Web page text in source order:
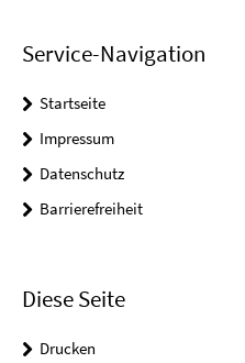
Service-Navigation
Startseite
Impressum
Datenschutz
Barrierefreiheit
Diese Seite
Drucken